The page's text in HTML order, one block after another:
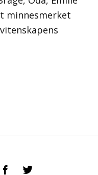
minnesmerket